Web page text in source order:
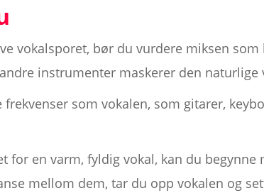
vokalsporet, bør du vurdere miksen
instrumenter maskerer den naturlige
som vokalen, som gitarer,
for en varm, fyldig vokal, kan du begynne
mellom dem, tar du opp vokalen og